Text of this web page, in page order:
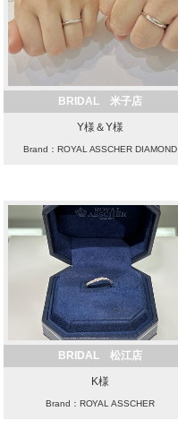
BRIDAL 米子店
Y様＆Y様
Brand：ROYAL ASSCHER DIAMOND
BRIDAL 松江店
K様
Brand：ROYAL ASSCHER